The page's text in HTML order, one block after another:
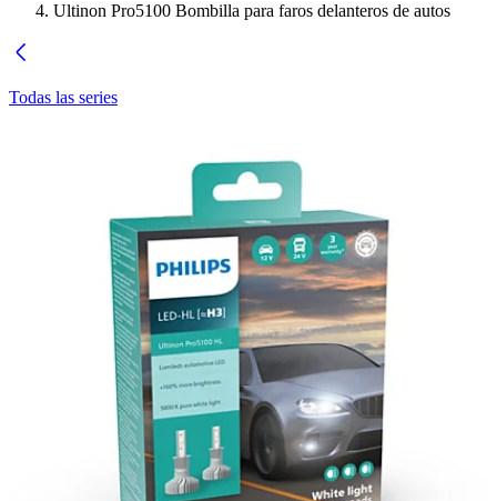
Ultinon Pro5100 Bombilla para faros delanteros de autos
Todas las series